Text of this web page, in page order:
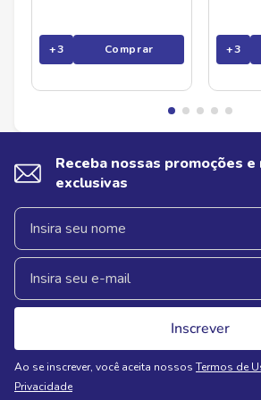
+3 Comprar +3
Receba nossas promoções
exclusivas
Inscrever
Ao se inscrever, você aceita nossos Termos de
Privacidade